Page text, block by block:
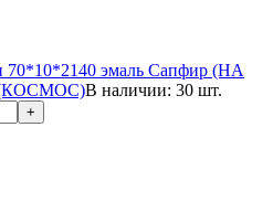
70*10*2140 эмаль Сапфир (НА
В наличии: 30 шт.
+